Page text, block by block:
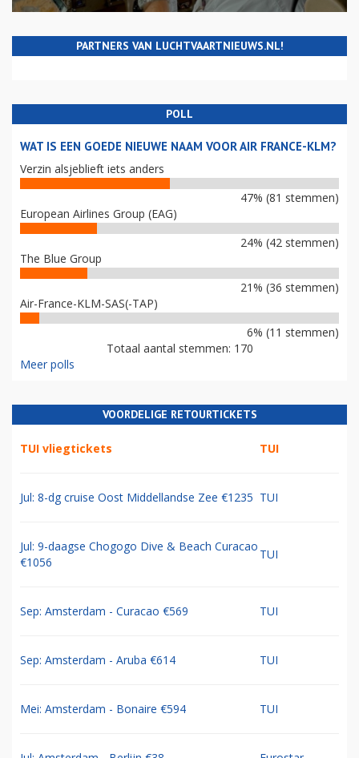
PARTNERS VAN LUCHTVAARTNIEUWS.NL!
POLL
WAT IS EEN GOEDE NIEUWE NAAM VOOR AIR FRANCE-KLM?
Verzin alsjeblieft iets anders
47% (81 stemmen)
European Airlines Group (EAG)
24% (42 stemmen)
The Blue Group
21% (36 stemmen)
Air-France-KLM-SAS(-TAP)
6% (11 stemmen)
Totaal aantal stemmen: 170
Meer polls
VOORDELIGE RETOURTICKETS
TUI vliegtickets TUI
Jul: 8-dg cruise Oost Middellandse Zee €1235 TUI
Jul: 9-daagse Chogogo Dive & Beach Curacao
€1056
TUI
Sep: Amsterdam - Curacao €569 TUI
Sep: Amsterdam - Aruba €614 TUI
Mei: Amsterdam - Bonaire €594 TUI